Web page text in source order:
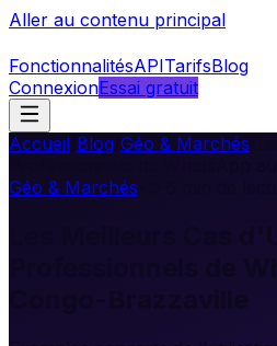
Aller au contenu principal
FonctionnalitésAPITarifsBlog
ConnexionEssai gratuit
Accueil Blog Géo & Marchés
Géo & Marchés